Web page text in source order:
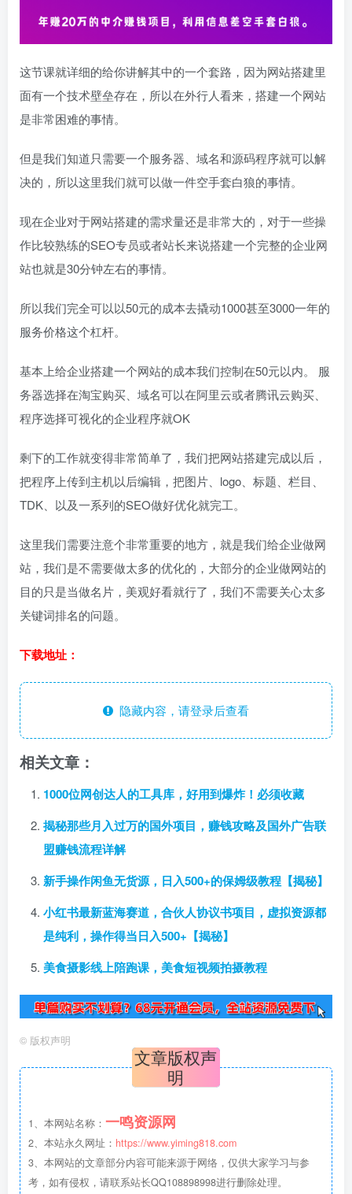
这节课就详细的给你讲解其中的一个套路，因为网站搭建里
面有一个技术壁垒存在，所以在外行人看来，搭建一个网站
是非常困难的事情。
但是我们知道只需要一个服务器、域名和源码程序就可以解
决的，所以这里我们就可以做一件空手套白狼的事情。
现在企业对于网站搭建的需求量还是非常大的，对于一些操
作比较熟练的SEO专员或者站长来说搭建一个完整的企业网
站也就是30分钟左右的事情。
所以我们完全可以以50元的成本去撬动1000甚至3000一年的
服务价格这个杠杆。
基本上给企业搭建一个网站的成本我们控制在50元以内。 服
务器选择在淘宝购买、域名可以在阿里云或者腾讯云购买、
程序选择可视化的企业程序就OK
剩下的工作就变得非常简单了，我们把网站搭建完成以后，
把程序上传到主机以后编辑，把图片、logo、标题、栏目、
TDK、以及一系列的SEO做好优化就完工。
这里我们需要注意个非常重要的地方，就是我们给企业做网
站，我们是不需要做太多的优化的，大部分的企业做网站的
目的只是当做名片，美观好看就行了，我们不需要关心太多
关键词排名的问题。
下载地址：
隐藏内容，请登录后查看
相关文章：
1000位网创达人的工具库，好用到爆炸！必须收藏
揭秘那些月入过万的国外项目，赚钱攻略及国外广告联
盟赚钱流程详解
新手操作闲鱼无货源，日入500+的保姆级教程【揭秘】
小红书最新蓝海赛道，合伙人协议书项目，虚拟资源都
是纯利，操作得当日入500+【揭秘】
美食摄影线上陪跑课，美食短视频拍摄教程
© 版权声明
文章版权声
明
1、本网站名称： 一鸣资源网
2、本站永久网址： https://www.yiming818.com
3、本网站的文章部分内容可能来源于网络，仅供大家学习与参
考，如有侵权，请联系站长QQ108898998进行删除处理。